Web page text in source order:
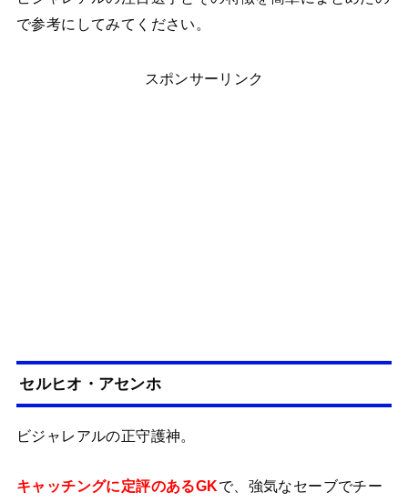
で参考にしてみてください。
スポンサーリンク
セルヒオ・アセンホ
ビジャレアルの正守護神。
キャッチングに定評のあるGKで、強気なセーブでチー